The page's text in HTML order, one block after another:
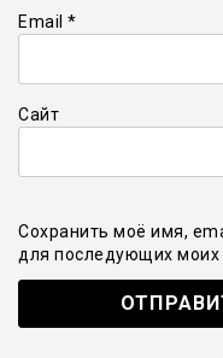
Email *
Сайт
Сохранить моё имя,
для последующих моих